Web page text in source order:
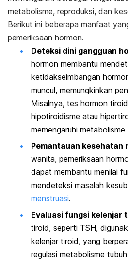
metabolisme, reproduksi, dan
Berikut ini beberapa manfaat
pemeriksaan hormon.
Deteksi dini gangguan
hormon membantu
ketidakseimbangan
muncul, memungkinkan
Misalnya, tes hormon
hipotiroidisme atau
memengaruhi metabolisme
Pemantauan kesehatan
wanita, pemeriksaan
dapat membantu menilai
mendeteksi masalah
menstruasi.
Evaluasi fungsi kelenjar
tiroid, seperti TSH,
kelenjar tiroid, yang
regulasi metabolisme tubuh.